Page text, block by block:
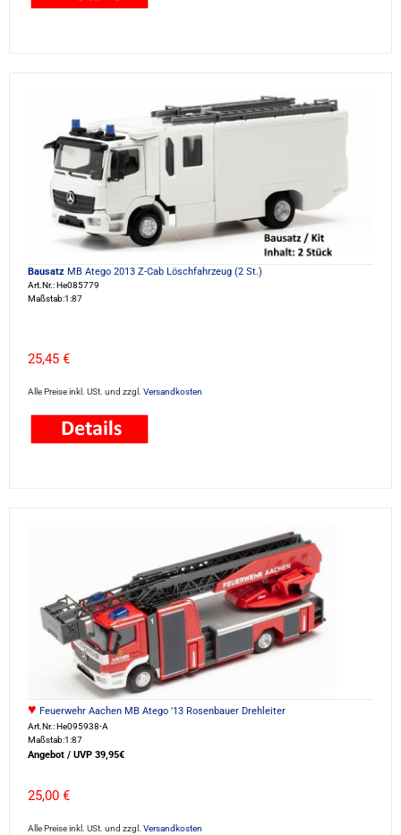
Bausatz MB Atego 2013 Z-Cab Löschfahrzeug (2 St.)
Art.Nr.: He085779
Maßstab:1:87
25,45 €
Alle Preise inkl. USt. und zzgl. Versandkosten
♥ Feuerwehr Aachen MB Atego '13 Rosenbauer Drehleiter
Art.Nr.: He095938-A
Maßstab:1:87
Angebot / UVP 39,95€
25,00 €
Alle Preise inkl. USt. und zzgl. Versandkosten